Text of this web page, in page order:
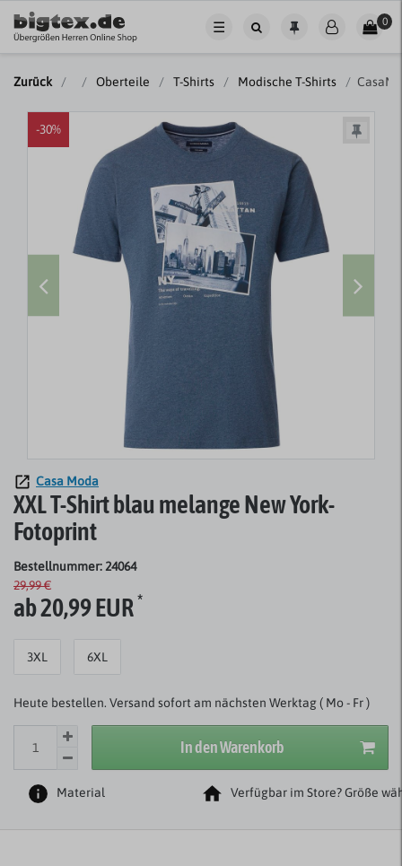
☰ 0
Zurück Oberteile T-Shirts Modische T-Shirts
-30%
Casa Moda
XXL T-Shirt blau melange New York-
Fotoprint
Bestellnummer: 24064
29,99 €
ab 20,99 EUR*
3XL 6XL
Heute bestellen. Versand sofort am nächsten Werktag ( Mo - Fr )
In den Warenkorb
Material Verfügbar im Store? Größe